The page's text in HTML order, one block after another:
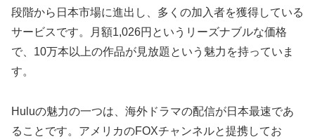
段階から日本市場に進出し、多くの加入者を獲得している
サービスです。月額1,026円というリーズナブルな価格
で、10万本以上の作品が見放題という魅力を持っていま
す。
Huluの魅力の一つは、海外ドラマの配信が日本最速であ
ることです。アメリカのFOXチャンネルと提携してお